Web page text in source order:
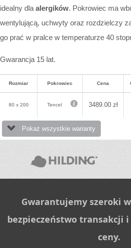
idealny dla alergików. Pokrowiec ma
wentylującą, uchwyty oraz rozdzielczy
go prać w pralce w temperaturze 40
Gwarancja 15 lat.
Rozmiar Pokrowiec Cena
80 x 200 Tencel 3489.00 zł
Pokaż wszystkie warianty
Gwarantujemy szeroki
bezpieczeństwo transakcji
ceny.